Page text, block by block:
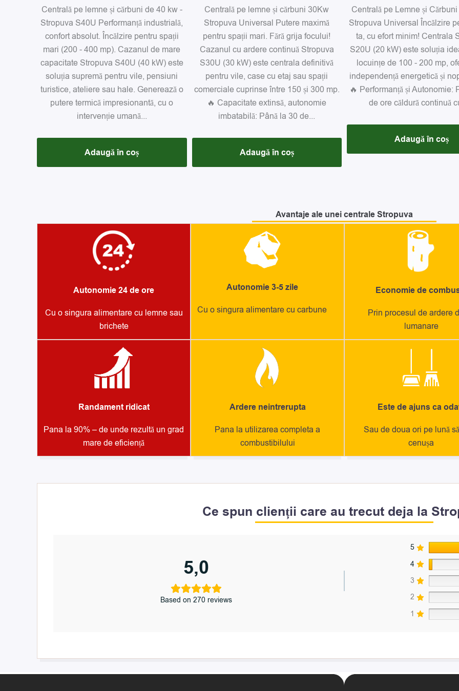
Centrală pe lemne și cărbuni de 40 kw -
Stropuva S40U Performanță industrială,
confort absolut. Încălzire pentru spații
mari (200 - 400 mp). Cazanul de mare
capacitate Stropuva S40U (40 kW) este
soluția supremă pentru vile, pensiuni
turistice, ateliere sau hale. Generează o
putere termică impresionantă, cu o
intervenție umană...
Adaugă în coș
Centrală pe lemne și cărbuni 30Kw
Stropuva Universal Putere maximă
pentru spații mari. Fără grija focului!
Cazanul cu ardere continuă Stropuva
S30U (30 kW) este centrala definitivă
pentru vile, case cu etaj sau spații
comerciale cuprinse între 150 și 300 mp.
🔥 Capacitate extinsă, autonomie
imbatabilă: Până la 30 de...
Adaugă în coș
Centrală pe Lemne și
Stropuva Universal Încălzire
ta, cu efort minim! Centrala
S20U (20 kW) este soluția
locuințe de 100 - 200 mp,
independență energetică și
🔥 Performanță și Autonomie:
de ore căldură continuă
Adaugă în coș
Avantaje ale unei centrale Stropuva
Autonomie 24 de ore
Cu o singura alimentare cu lemne sau
brichete
Autonomie 3-5 zile
Cu o singura alimentare cu carbune
Economie de
Prin procesul de ardere
lumanare
Randament ridicat
Pana la 90% – de unde rezultă un grad
mare de eficiență
Ardere neintrerupta
Pana la utilizarea completa a
combustibilului
Este de ajuns ca
Sau de doua ori pe lună
cenușa
Ce spun clienții care au trecut deja la
5,0
Based on 270 reviews
5
4
3
2
1